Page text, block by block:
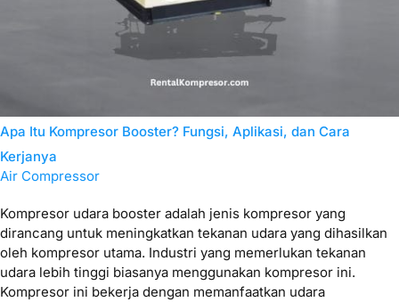
Apa Itu Kompresor Booster? Fungsi, Aplikasi, dan Cara
Kerjanya
Air Compressor
Kompresor udara booster adalah jenis kompresor yang
dirancang untuk meningkatkan tekanan udara yang dihasilkan
oleh kompresor utama. Industri yang memerlukan tekanan
udara lebih tinggi biasanya menggunakan kompresor ini.
Kompresor ini bekerja dengan memanfaatkan udara